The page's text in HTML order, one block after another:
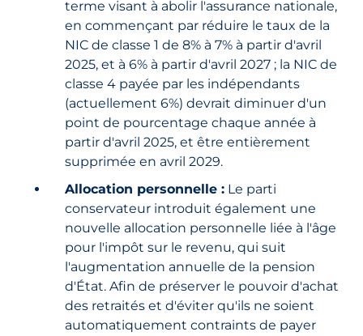
terme visant à abolir l'assurance nationale,
en commençant par réduire le taux de la
NIC de classe 1 de 8% à 7% à partir d'avril
2025, et à 6% à partir d'avril 2027 ; la NIC de
classe 4 payée par les indépendants
(actuellement 6%) devrait diminuer d'un
point de pourcentage chaque année à
partir d'avril 2025, et être entièrement
supprimée en avril 2029.
Allocation personnelle : Le parti
conservateur introduit également une
nouvelle allocation personnelle liée à l'âge
pour l'impôt sur le revenu, qui suit
l'augmentation annuelle de la pension
d'État. Afin de préserver le pouvoir d'achat
des retraités et d'éviter qu'ils ne soient
automatiquement contraints de payer